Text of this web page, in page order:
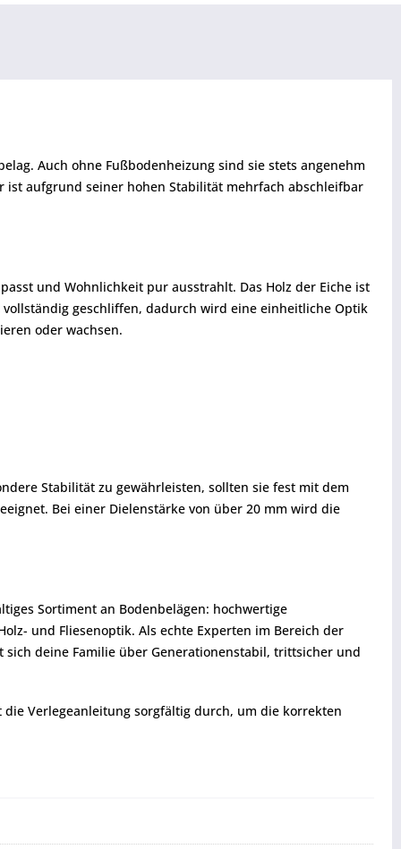
Auch ohne Fußbodenheizung sind sie stets angenehm
ist aufgrund seiner hohen Stabilität mehrfach abschleifbar
und Wohnlichkeit pur ausstrahlt. Das Holz der Eiche ist
geschliffen, dadurch wird eine einheitliche Optik
oder wachsen.
Stabilität zu gewährleisten, sollten sie fest mit dem
Bei einer Dielenstärke von über 20 mm wird die
Sortiment an Bodenbelägen: hochwertige
und Fliesenoptik. Als echte Experten im Bereich der
deine Familie über Generationenstabil, trittsicher und
Verlegeanleitung sorgfältig durch, um die korrekten